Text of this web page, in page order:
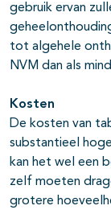
gebruik ervan
tot algehele
NVM dan als
Kosten
De kosten van
substantieel
kan het wel een
zelf moeten
grotere